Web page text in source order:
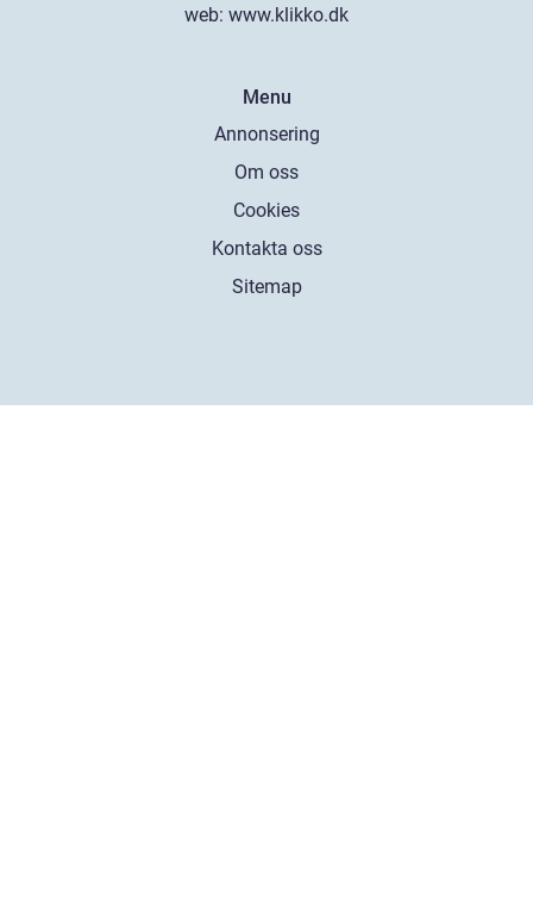
web: www.klikko.dk
Menu
Annonsering
Om oss
Cookies
Kontakta oss
Sitemap